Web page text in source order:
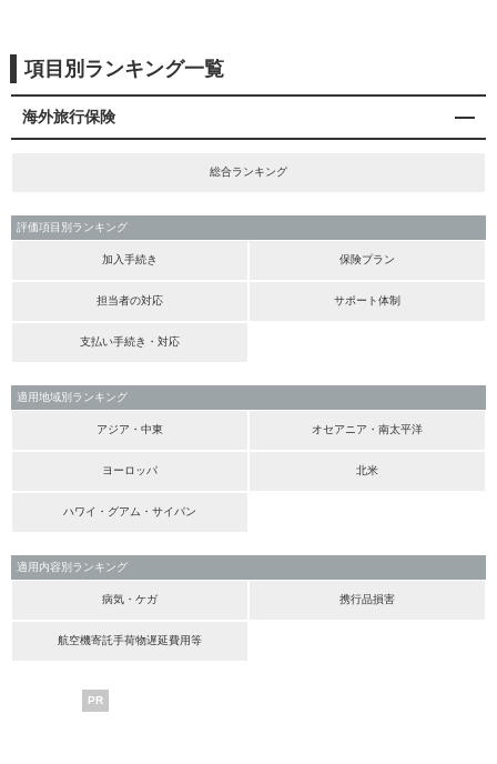
項目別ランキング一覧
海外旅行保険
総合ランキング
評価項目別ランキング
加入手続き 保険プラン
担当者の対応 サポート体制
支払い手続き・対応
適用地域別ランキング
アジア・中東 オセアニア・南太平洋
ヨーロッパ 北米
ハワイ・グアム・サイパン
適用内容別ランキング
病気・ケガ 携行品損害
航空機寄託手荷物遅延費用等
PR